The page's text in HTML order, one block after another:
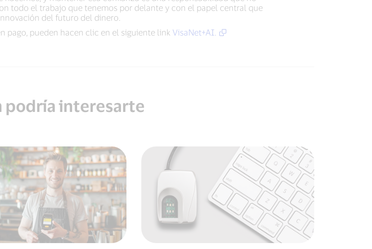
todo el trabajo que tenemos por delante y con el papel central que
del futuro del dinero.​
pago, pueden hacen clic en el siguiente link VisaNet+AI.
podría interesarte